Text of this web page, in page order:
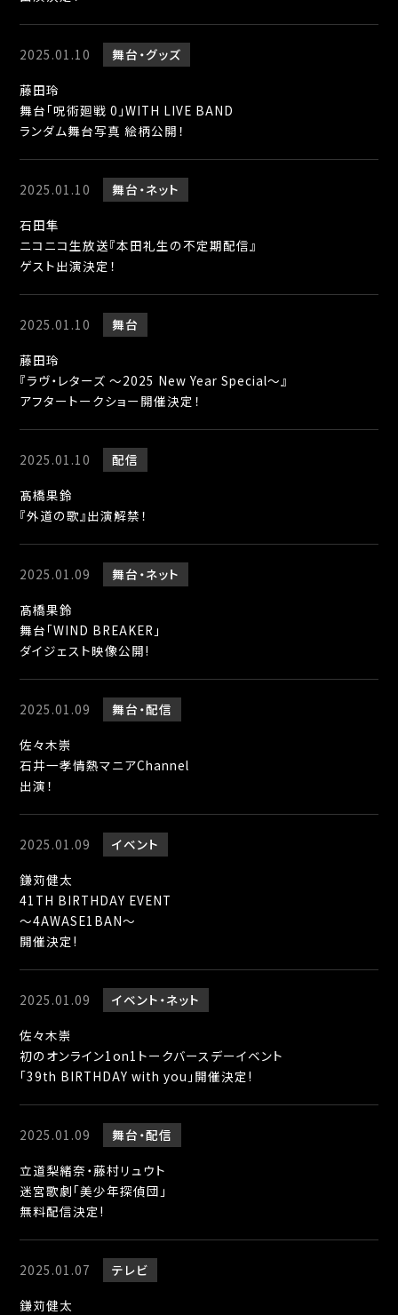
2025.01.10 舞台 グッズ
藤田玲
舞台「呪術廻戦 0」WITH LIVE BAND
ランダム舞台写真 絵柄公開！
2025.01.10 舞台 ネット
石田隼
ニコニコ生放送『本田礼生の不定期配信』
ゲスト出演決定！
2025.01.10
舞台
藤田玲
『ラヴ・レターズ ～2025 New Year Special～』
アフタートークショー開催決定！
2025.01.10
配信
髙橋果鈴
『外道の歌』出演解禁！
2025.01.09 舞台 ネット
髙橋果鈴
舞台「WIND BREAKER」
ダイジェスト映像公開!
2025.01.09 舞台 配信
佐々木崇
石井一孝情熱マニアChannel
出演！
2025.01.09
イベント
鎌苅健太
41TH BIRTHDAY EVENT
～4AWASE1BAN～
開催決定!
2025.01.09 イベント ネット
佐々木崇
初のオンライン1on1トークバースデーイベント
「39th BIRTHDAY with you」開催決定!
2025.01.09 舞台 配信
立道梨緒奈・藤村リュウト
迷宮歌劇「美少年探偵団」
無料配信決定!
2025.01.07
テレビ
鎌苅健太